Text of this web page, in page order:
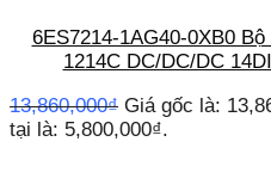
6ES7214-1AG40-0XB0
1214C DC/DC/DC
13,860,000₫ Giá gốc là:
tại là: 5,800,000₫.